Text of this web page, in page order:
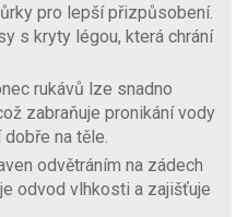
pro lepší přizpůsobení.
s kryty légou, která chrání
rukávů lze snadno
zabraňuje pronikání vody
na těle.
odvětráním na zádech
odvod vlhkosti a zajišťuje